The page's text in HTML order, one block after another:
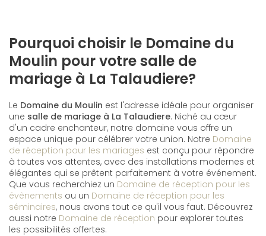
Pourquoi choisir le Domaine du
Moulin pour votre salle de
mariage à La Talaudiere?
Le Domaine du Moulin est l'adresse idéale pour organiser
une salle de mariage à La Talaudiere. Niché au cœur
d'un cadre enchanteur, notre domaine vous offre un
espace unique pour célébrer votre union. Notre Domaine
de réception pour les mariages est conçu pour répondre
à toutes vos attentes, avec des installations modernes et
élégantes qui se prêtent parfaitement à votre événement.
Que vous recherchiez un Domaine de réception pour les
évènements ou un Domaine de réception pour les
séminaires, nous avons tout ce qu'il vous faut. Découvrez
aussi notre Domaine de réception pour explorer toutes
les possibilités offertes.